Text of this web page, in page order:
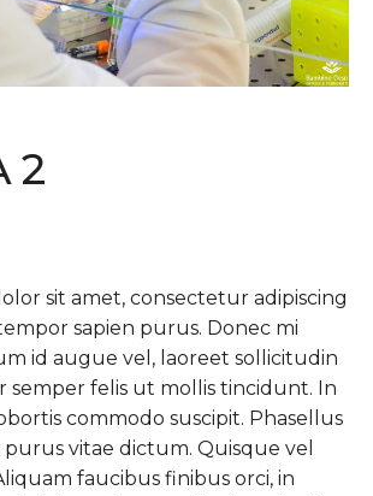
2
sit amet, consectetur adipiscing
sapien purus. Donec mi
id augue vel, laoreet sollicitudin
semper felis ut mollis tincidunt. In
commodo suscipit. Phasellus
purus vitae dictum. Quisque vel
faucibus finibus orci, in